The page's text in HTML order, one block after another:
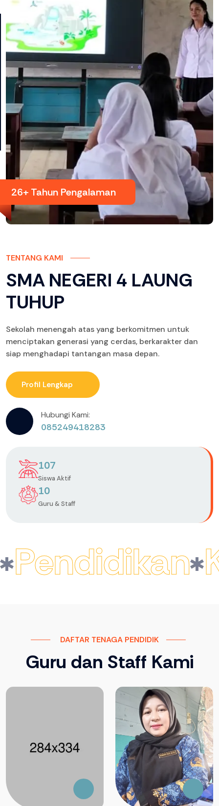
26+ Tahun Pengalaman
TENTANG KAMI
SMA NEGERI 4 LAUNG
TUHUP
Sekolah menengah atas yang berkomitmen untuk
menciptakan generasi yang cerdas, berkarakter dan
siap menghadapi tantangan masa depan.
Profil Lengkap
Hubungi Kami:
085249418283
107
Siswa Aktif
10
Guru & Staff
Pendidikan
DAFTAR TENAGA PENDIDIK
Guru dan Staff Kami